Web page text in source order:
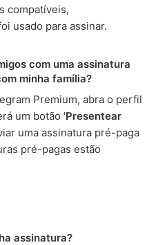
compatíveis,
usado para assinar.
com uma assinatura
minha família?
Premium, abra o perfil
um botão 'Presentear
uma assinatura pré-paga
pré-pagas estão
assinatura?